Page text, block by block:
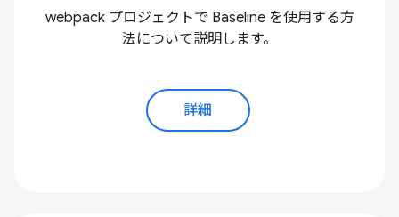
webpack プロジェクトで Baseline を使用する方
法について説明します。
詳細